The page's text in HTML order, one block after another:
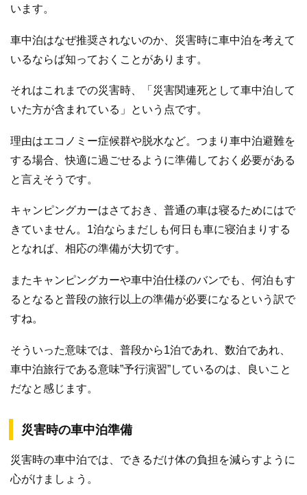
います。
車中泊はなぜ推奨されないのか、災害時に車中泊を考えて
いるならば知っておくことがあります。
それはこれまでの災害時、「災害関連死として車中泊して
いた方が含まれている」という点です。
理由はエコノミー症候群や脱水など。つまり車中泊避難を
する場合、快適に過ごせるように準備しておく必要がある
と言えそうです。
キャンピングカーはさておき、普通の車は寝るためにはで
きていません。1泊ならまだしも何日も車に寝泊まりする
となれば、相応の準備が大切です。
またキャンピングカーや車中泊仕様のバンでも、何泊もす
るとなると普段の旅行以上の準備が必要になるという訳で
すね。
そういった意味では、普段から1泊であれ、数泊であれ、
車中泊旅行である意味”予行演習”しているのは、良いこと
だなと感じます。
災害時の車中泊準備
災害時の車中泊では、できるだけ体の負担を減らすように
心がけましょう。